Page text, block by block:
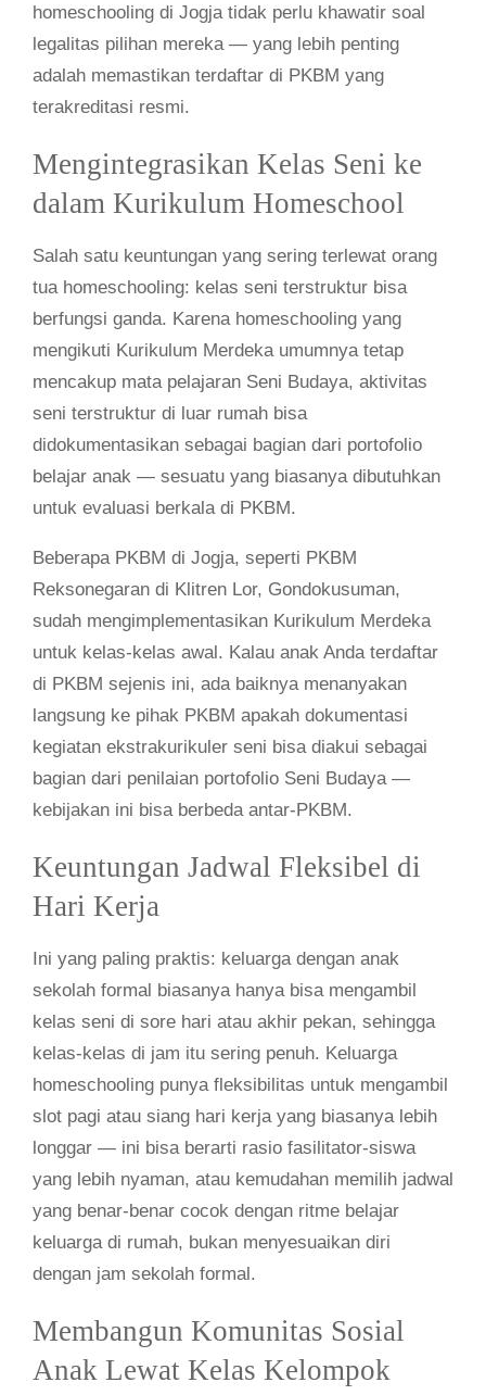
homeschooling di Jogja tidak perlu khawatir soal
legalitas pilihan mereka — yang lebih penting
adalah memastikan terdaftar di PKBM yang
terakreditasi resmi.
Mengintegrasikan Kelas Seni ke
dalam Kurikulum Homeschool
Salah satu keuntungan yang sering terlewat orang
tua homeschooling: kelas seni terstruktur bisa
berfungsi ganda. Karena homeschooling yang
mengikuti Kurikulum Merdeka umumnya tetap
mencakup mata pelajaran Seni Budaya, aktivitas
seni terstruktur di luar rumah bisa
didokumentasikan sebagai bagian dari portofolio
belajar anak — sesuatu yang biasanya dibutuhkan
untuk evaluasi berkala di PKBM.
Beberapa PKBM di Jogja, seperti PKBM
Reksonegaran di Klitren Lor, Gondokusuman,
sudah mengimplementasikan Kurikulum Merdeka
untuk kelas-kelas awal. Kalau anak Anda terdaftar
di PKBM sejenis ini, ada baiknya menanyakan
langsung ke pihak PKBM apakah dokumentasi
kegiatan ekstrakurikuler seni bisa diakui sebagai
bagian dari penilaian portofolio Seni Budaya —
kebijakan ini bisa berbeda antar-PKBM.
Keuntungan Jadwal Fleksibel di
Hari Kerja
Ini yang paling praktis: keluarga dengan anak
sekolah formal biasanya hanya bisa mengambil
kelas seni di sore hari atau akhir pekan, sehingga
kelas-kelas di jam itu sering penuh. Keluarga
homeschooling punya fleksibilitas untuk mengambil
slot pagi atau siang hari kerja yang biasanya lebih
longgar — ini bisa berarti rasio fasilitator-siswa
yang lebih nyaman, atau kemudahan memilih jadwal
yang benar-benar cocok dengan ritme belajar
keluarga di rumah, bukan menyesuaikan diri
dengan jam sekolah formal.
Membangun Komunitas Sosial
Anak Lewat Kelas Kelompok